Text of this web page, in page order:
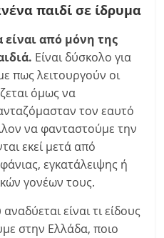
παιδί σε ίδρυμα
από μόνη της
Είναι δύσκολο για
πως λειτουργούν οι
όμως να
τον εαυτό
να φανταστούμε την
εκεί μετά από
εγκατάλειψης ή
γονέων τους.
είναι τι είδους
στην Ελλάδα, ποιο